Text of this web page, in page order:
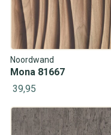
Noordwand
Mona 81667
39,95